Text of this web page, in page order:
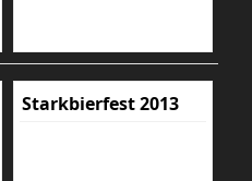
Starkbierfest 2013